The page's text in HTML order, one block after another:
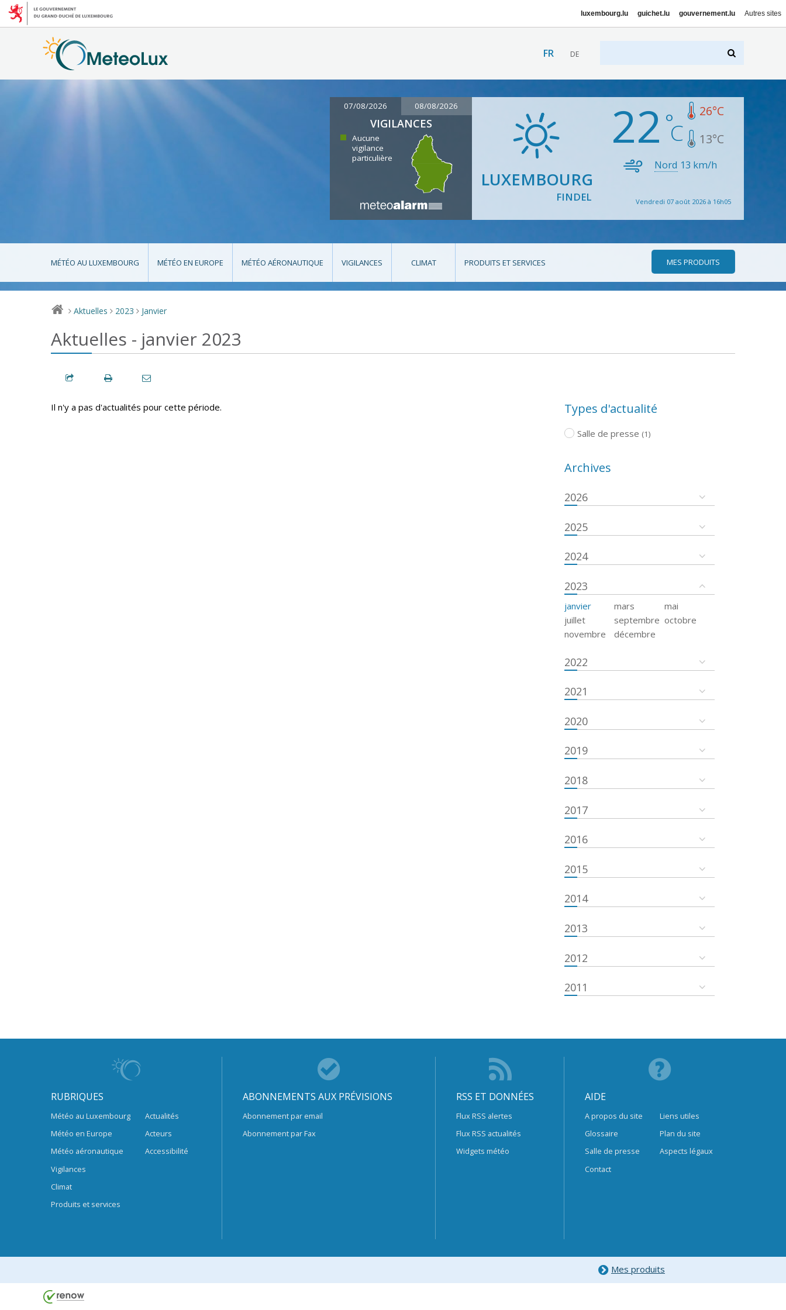
luxembourg.lu guichet.lu gouvernement.lu Autres sites
FR DE
07/08/2026 08/08/2026
VIGILANCES
Aucune
vigilance
particulière
LUXEMBOURG
FINDEL
22 26°C
13°C
Nord 13 km/h
Vendredi 07 août 2026 à 16h05
MÉTÉO AU LUXEMBOURG MÉTÉO EN EUROPE MÉTÉO AÉRONAUTIQUE VIGILANCES CLIMAT PRODUITS ET SERVICES MES PRODUITS
> Aktuelles > 2023 > Janvier
Aktuelles - janvier 2023
Il n'y a pas d'actualités pour cette période. Types d'actualité
Salle de presse (1)
Archives
2026
2025
2024
2023
janvier mars
mai
juillet
septembre octobre
novembre
décembre
2022
2021
2020
2019
2018
2017
2016
2015
2014
2013
2012
2011
RUBRIQUES
Météo au Luxembourg
Météo en Europe
Météo aéronautique
Vigilances
Climat
Produits et services
Actualités
Acteurs
Accessibilité
ABONNEMENTS AUX PRÉVISIONS
Abonnement par email
Abonnement par Fax
RSS ET DONNÉES
Flux RSS alertes
Flux RSS actualités
Widgets météo
AIDE
A propos du site
Glossaire
Salle de presse
Contact
Liens utiles
Plan du site
Aspects légaux
Mes produits